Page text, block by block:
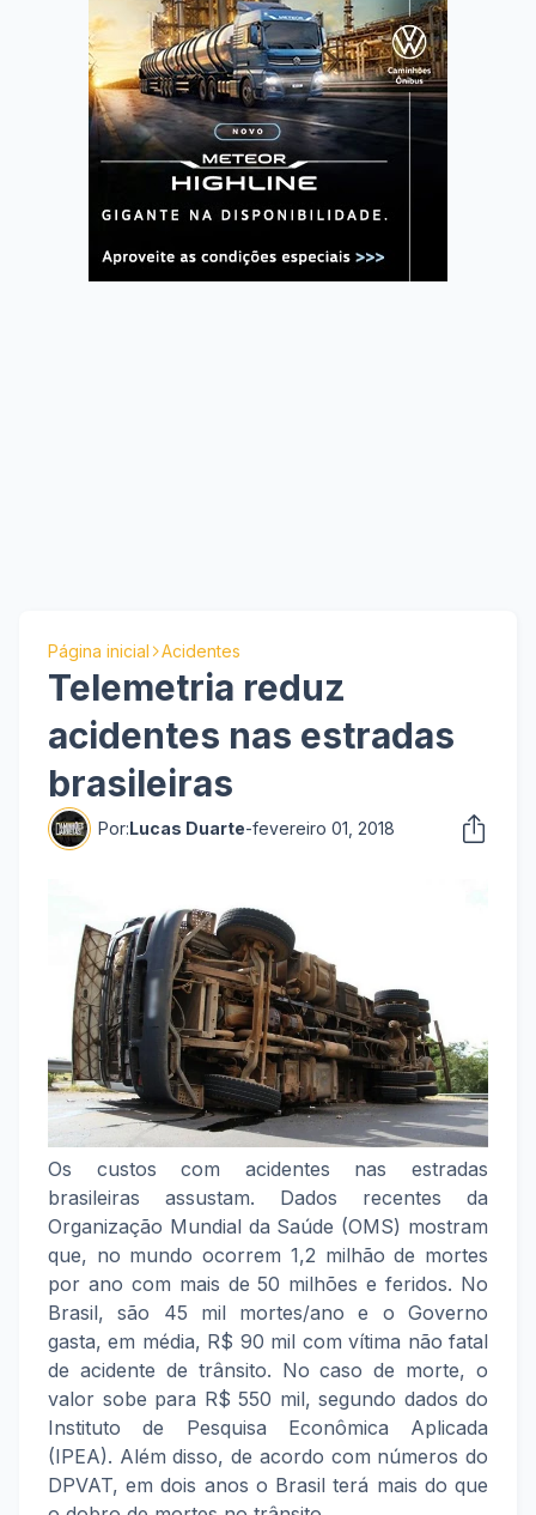
Página inicial Acidentes
Telemetria reduz
acidentes nas estradas
brasileiras
Por:Lucas Duarte-fevereiro 01, 2018
Os custos com acidentes nas estradas
brasileiras assustam. Dados recentes da
Organização Mundial da Saúde (OMS) mostram
que, no mundo ocorrem 1,2 milhão de mortes
por ano com mais de 50 milhões e feridos. No
Brasil, são 45 mil mortes/ano e o Governo
gasta, em média, R$ 90 mil com vítima não fatal
de acidente de trânsito. No caso de morte, o
valor sobe para R$ 550 mil, segundo dados do
Instituto de Pesquisa Econômica Aplicada
(IPEA). Além disso, de acordo com números do
DPVAT, em dois anos o Brasil terá mais do que